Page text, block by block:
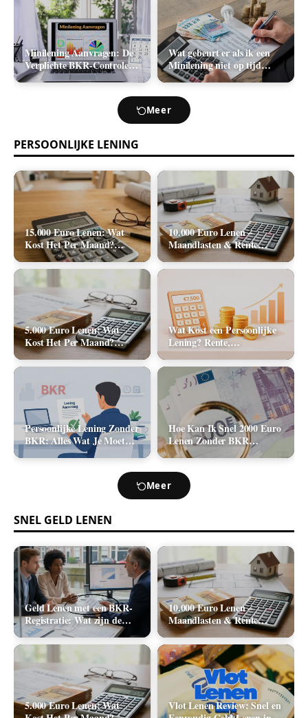
Minilening Aanvragen: De
Verplichte BKR-Controle
en de Realistische
Wat gebeurt er als ik een
Minilening niet op tijd
terugbetaal? (Boetes en
Meer
PERSOONLIJKE LENING
15.000 Euro Lenen: Wat
Kost Het Per Maand?
(Rente & Tabel 2026)
10.000 Euro Lenen –
Maandlasten & Rente
Berekenen (2026)
5.000 Euro Lenen: Wat
Kost Het Per Maand?
(Rente & Maandlasten
2026)
Wat Kost een Persoonlijke
Lening? Rente,
Rekenvoorbeelden en Totale
Kosten (2026)
Persoonlijke Lening Zonder
BKR: Alles Wat Je Moet
Hoe Kan Ik Snel 2000 Euro
Lenen Zonder BKR
Toetsing? (De Realistische
Meer
SNEL GELD LENEN
Geld Lenen met een BKR-
Registratie: Wat zijn de
Realistische Mogelijkheden
in Nederland?
10.000 Euro Lenen –
Maandlasten & Rente
Berekenen (2026)
5.000 Euro Lenen: Wat
Vlot Lenen Review: Snel en